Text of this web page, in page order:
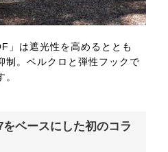
」は遮光性を高めるととも
制。ベルクロと弾性フックで
ベースにした初のコラ